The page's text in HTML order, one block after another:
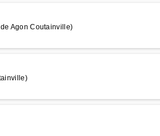
Agon Coutainville)